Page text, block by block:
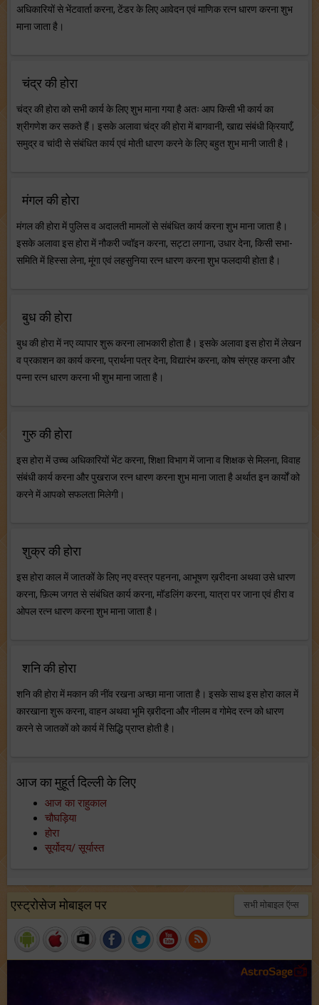
अधिकारियों से भेंटवार्ता करना, टेंडर के लिए आवेदन एवं माणिक रत्न धारण करना शुभ
माना जाता है।
चंद्र की होरा
चंद्र की होरा को सभी कार्य के लिए शुभ माना गया है अतः आप किसी भी कार्य का
श्रीगणेश कर सकते हैं। इसके अलावा चंद्र की होरा में बागवानी, खाद्य संबंधी क्रियाएँ,
समुद्र व चांदी से संबंधित कार्य एवं मोती धारण करने के लिए बहुत शुभ मानी जाती है।
मंगल की होरा
मंगल की होरा में पुलिस व अदालती मामलों से संबंधित कार्य करना शुभ माना जाता है।
इसके अलावा इस होरा में नौकरी ज्वॉइन करना, सट्टा लगाना, उधार देना, किसी सभा-
समिति में हिस्सा लेना, मूंगा एवं लहसुनिया रत्न धारण करना शुभ फलदायी होता है।
बुध की होरा
बुध की होरा में नए व्यापार शुरू करना लाभकारी होता है। इसके अलावा इस होरा में लेखन
व प्रकाशन का कार्य करना, प्रार्थना पत्र देना, विद्यारंभ करना, कोष संग्रह करना और
पन्ना रत्न धारण करना भी शुभ माना जाता है।
गुरु की होरा
इस होरा में उच्च अधिकारियों भेंट करना, शिक्षा विभाग में जाना व शिक्षक से मिलना, विवाह
संबंधी कार्य करना और पुखराज रत्न धारण करना शुभ माना जाता है अर्थात इन कार्यों को
करने में आपको सफलता मिलेगी।
शुक्र की होरा
इस होरा काल में जातकों के लिए नए वस्त्र पहनना, आभूषण ख़रीदना अथवा उसे धारण
करना, फ़िल्म जगत से संबंधित कार्य करना, मॉडलिंग करना, यात्रा पर जाना एवं हीरा व
ओपल रत्न धारण करना शुभ माना जाता है।
शनि की होरा
शनि की होरा में मकान की नींव रखना अच्छा माना जाता है। इसके साथ इस होरा काल में
कारखाना शुरू करना, वाहन अथवा भूमि ख़रीदना और नीलम व गोमेद रत्न को धारण
करने से जातकों को कार्य में सिद्धि प्राप्त होती है।
आज का मुहूर्त दिल्ली के लिए
आज का राहुकाल
चौघड़िया
होरा
सूर्योदय/ सूर्यास्त
एस्ट्रोसेज मोबाइल पर सभी मोबाइल ऍप्स